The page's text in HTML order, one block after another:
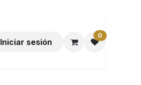
Iniciar sesión
0